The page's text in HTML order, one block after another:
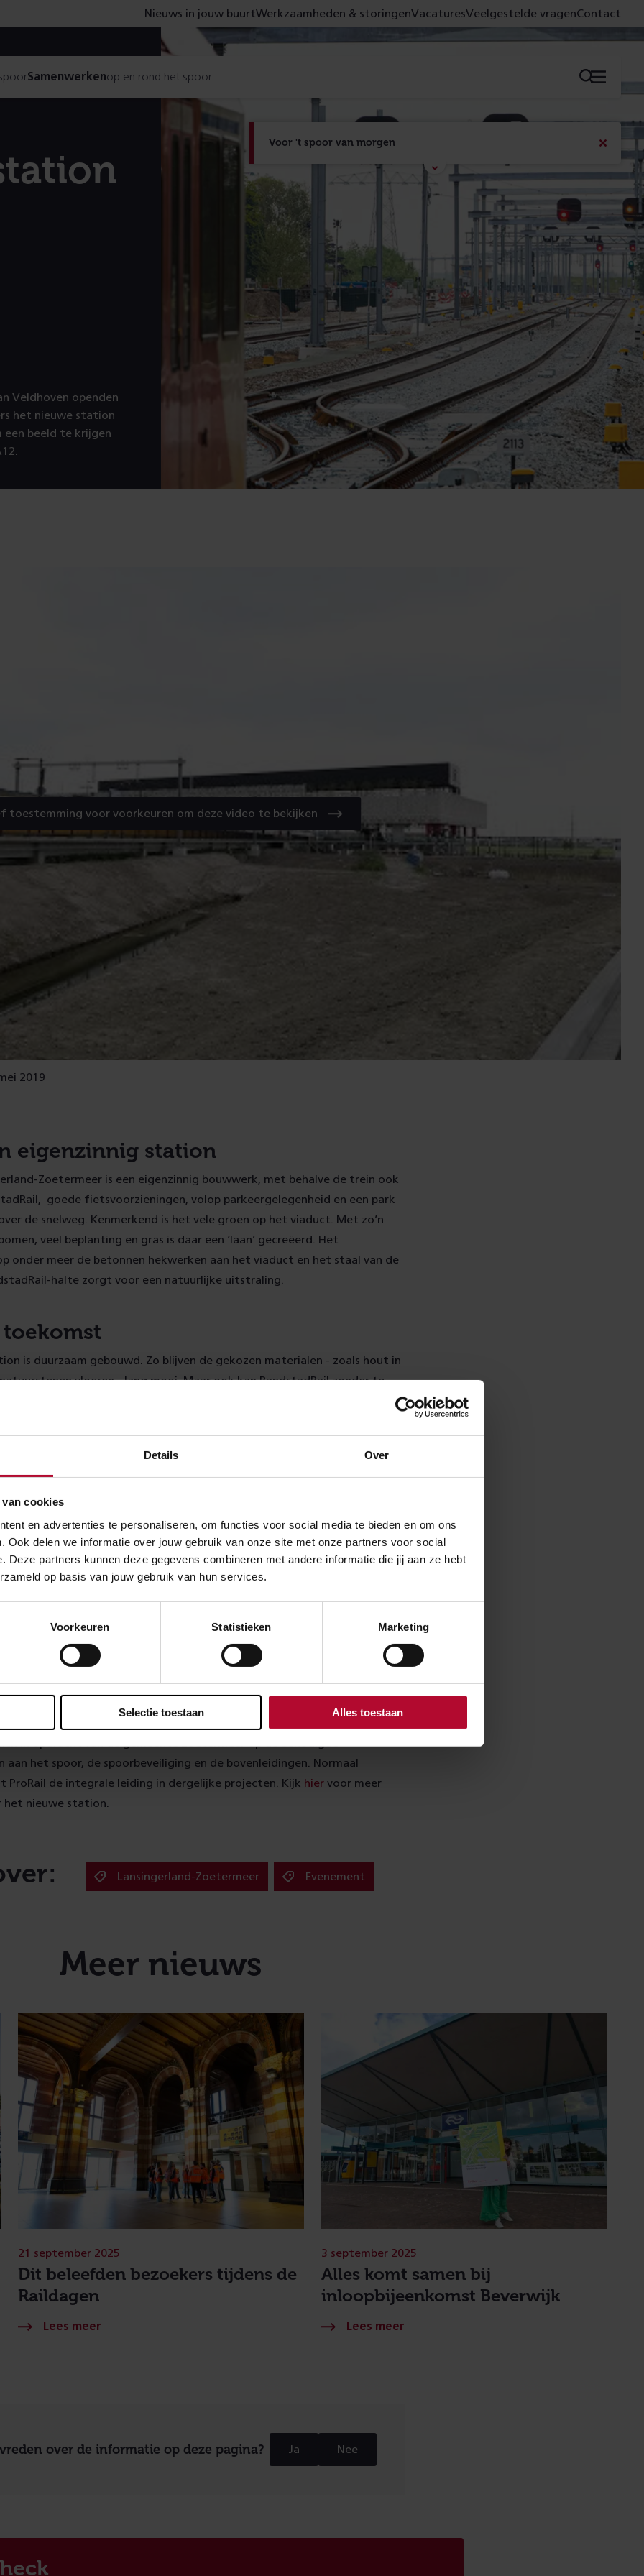
Details Over
cookies
en advertenties te personaliseren, om functies voor social media te bieden en om ons
Ook delen we informatie over jouw gebruik van onze site met onze partners voor social
Deze partners kunnen deze gegevens combineren met andere informatie die jij aan ze hebt
op basis van jouw gebruik van hun services.
Voorkeuren Statistieken Marketing
Selectie toestaan Alles toestaan
Voor 't spoor van morgen
Met de campagne 'Voor 't spoor naar morgen' laten
we zien wat er vandaag gebeurt en wat dat -
figuurlijk gezien - morgen oplevert.
Bericht
Nieuws in jouw buurtWerkzaamheden & storingenVacaturesVeelgestelde vragenContact
Samenwerkenop en rond het spoor Menu
Veldhoven openden
het nieuwe station
een beeld te krijgen
2019
toestemming voor voorkeuren om deze video te bekijken
eigenzinnig station
Zoetermeer is een eigenzinnig bouwwerk, met behalve de trein ook
goede fietsvoorzieningen, volop parkeergelegenheid en een park
de snelweg. Kenmerkend is het vele groen op het viaduct. Met zo’n
veel beplanting en gras is daar een ‘laan’ gecreëerd. Het
onder meer de betonnen hekwerken aan het viaduct en het staal van de
halte zorgt voor een natuurlijke uitstraling.
is duurzaam gebouwd. Zo blijven de gekozen materialen - zoals hout in
vloeren - lang mooi. Maar ook kan RandstadRail zonder te
verdere groei van de vervoersbewegingen in de regio.
begin december 2018 al in gebruik, waarbij het aantal treinreizigers
verwachting ligt. Dagelijks zijn er gemiddeld acht- tot negenhonderd in-
het nieuwe treinstation Lansingerland-Zoetermeer. Vanaf zondag 19 mei
rijden.
samenwerking
heeft het station gebouwd inclusief perrons, liften en trappen.
aan het spoor, de spoorbeveiliging en de bovenleidingen. Normaal
ProRail de integrale leiding in dergelijke projecten. Kijk hier voor meer
nieuwe station.
Lansingerland-Zoetermeer Evenement
Meer nieuws
Dit beleefden bezoekers tijdens de
Raildagen
21 september 2025
Alles komt samen bij
inloopbijeenkomst Beverwijk
3 september 2025
over de informatie op deze pagina? Ja Nee